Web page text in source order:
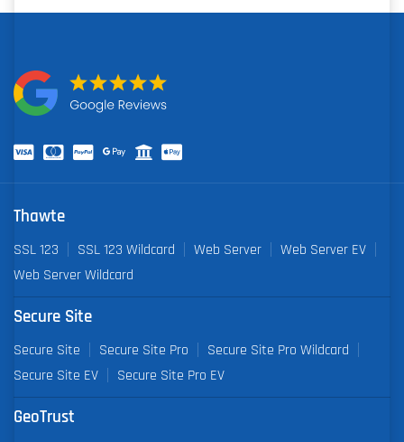
Thawte
SSL 123 SSL 123 Wildcard Web Server
Web Server EV
Web Server Wildcard
Secure Site
Secure Site Secure Site Pro
Secure Site Pro Wildcard
Secure Site EV
Secure Site Pro EV
GeoTrust